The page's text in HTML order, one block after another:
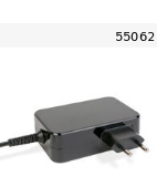
55062